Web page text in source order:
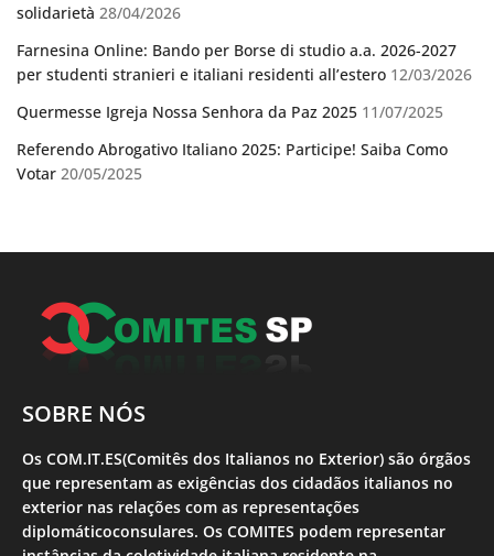
solidarietà 28/04/2026
Farnesina Online: Bando per Borse di studio a.a. 2026-2027
per studenti stranieri e italiani residenti all’estero 12/03/2026
Quermesse Igreja Nossa Senhora da Paz 2025 11/07/2025
Referendo Abrogativo Italiano 2025: Participe! Saiba Como
Votar 20/05/2025
SOBRE NÓS
Os COM.IT.ES(Comitês dos Italianos no Exterior) são órgãos
que representam as exigências dos cidadãos italianos no
exterior nas relações com as representações
diplomáticoconsulares. Os COMITES podem representar